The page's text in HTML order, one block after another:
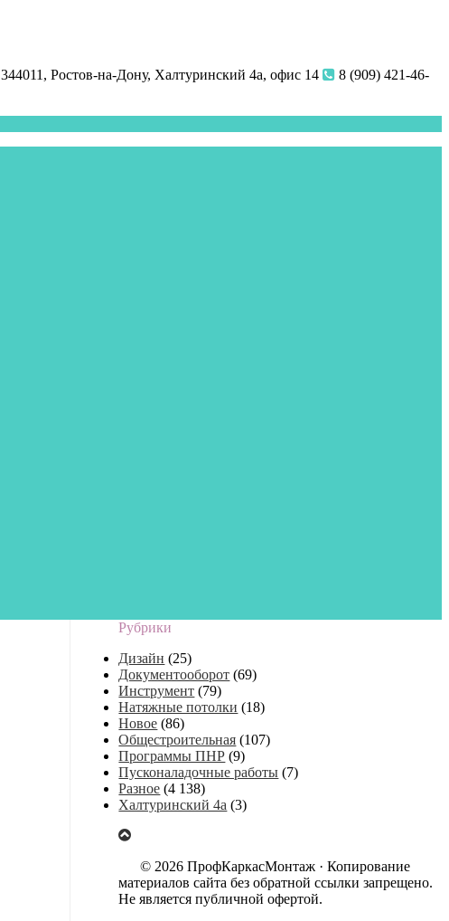
344011, Ростов-на-Дону, Халтуринский 4а, офис 14
8 (909) 421-46-
Рубрики
Дизайн (25)
Документооборот (69)
Инструмент (79)
Натяжные потолки (18)
Новое (86)
Общестроительная (107)
Программы ПНР (9)
Пусконаладочные работы (7)
Разное (4 138)
Халтуринский 4а (3)
© 2026 ПрофКаркасМонтаж · Копирование
материалов сайта без обратной ссылки запрещено.
Не является публичной офертой.